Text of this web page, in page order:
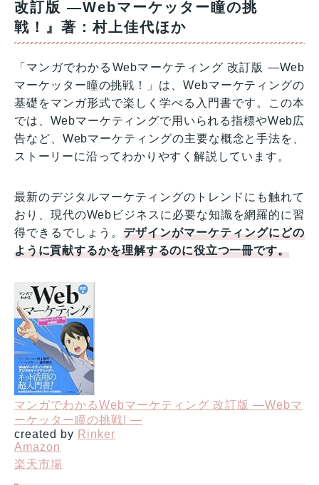
改訂版 ―Webマーケッター瞳の挑
戦！』著：村上佳代ほか
「マンガでわかるWebマーケティング 改訂版 ―Web
マーケッター瞳の挑戦！」は、Webマーケティングの
基礎をマンガ形式で楽しく学べる入門書です。この本
では、Webマーケティングで用いられる指標やWeb広
告など、Webマーケティングの主要な概念と手法を、
ストーリーに沿ってわかりやすく解説しています。
最新のデジタルマーケティングのトレンドにも触れて
おり、現代のWebビジネスに必要な知識を網羅的に習
得できるでしょう。デザインがマーケティングにどの
ように貢献するかを理解するのに役立つ一冊です。
マンガでわかるWebマーケティング 改訂版 ―Webマ
ーケッター瞳の挑戦! ―
created by Rinker
Amazon
楽天市場